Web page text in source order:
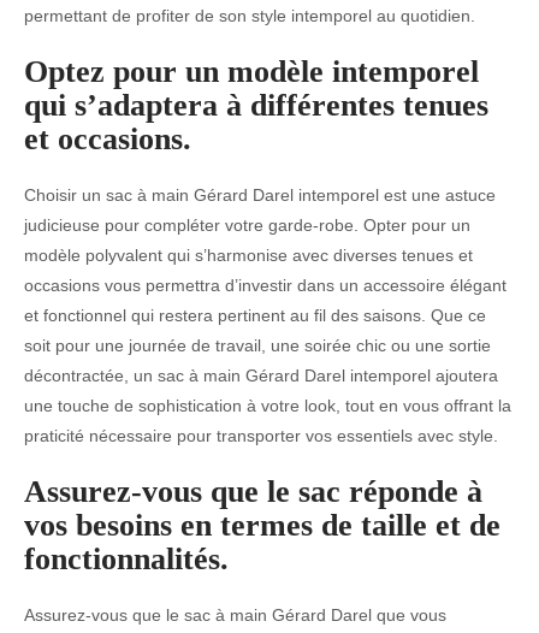
permettant de profiter de son style intemporel au quotidien.
Optez pour un modèle intemporel
qui s’adaptera à différentes tenues
et occasions.
Choisir un sac à main Gérard Darel intemporel est une astuce
judicieuse pour compléter votre garde-robe. Opter pour un
modèle polyvalent qui s’harmonise avec diverses tenues et
occasions vous permettra d’investir dans un accessoire élégant
et fonctionnel qui restera pertinent au fil des saisons. Que ce
soit pour une journée de travail, une soirée chic ou une sortie
décontractée, un sac à main Gérard Darel intemporel ajoutera
une touche de sophistication à votre look, tout en vous offrant la
praticité nécessaire pour transporter vos essentiels avec style.
Assurez-vous que le sac réponde à
vos besoins en termes de taille et de
fonctionnalités.
Assurez-vous que le sac à main Gérard Darel que vous